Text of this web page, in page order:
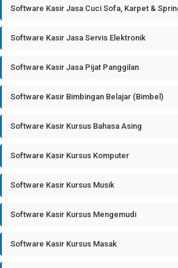
Software Kasir Jasa Cuci Sofa, Karpet &
Software Kasir Jasa Servis Elektronik
Software Kasir Jasa Pijat Panggilan
Software Kasir Bimbingan Belajar (Bimbel)
Software Kasir Kursus Bahasa Asing
Software Kasir Kursus Komputer
Software Kasir Kursus Musik
Software Kasir Kursus Mengemudi
Software Kasir Kursus Masak